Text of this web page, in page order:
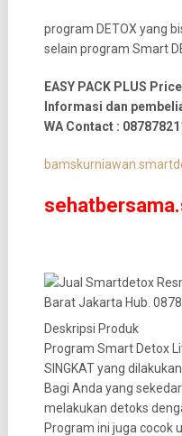
program DETOX yang
selain program Smart
EASY PACK PLUS
Informasi dan
WA Contact :
Deskripsi Produk
Program Smart Detox
SINGKAT yang
Bagi Anda yang
melakukan detoks
Program ini juga cocok